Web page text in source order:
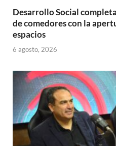
Desarrollo Social
de comedores con la
espacios
6 agosto, 2026